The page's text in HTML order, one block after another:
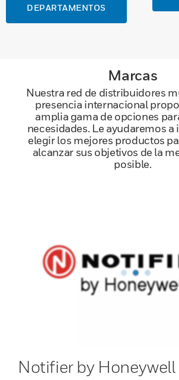
DEPARTAMENTOS
Marcas
Nuestra red de distribuidores
presencia internacional
amplia gama de opciones
necesidades. Le ayudaremos a
elegir los mejores productos
alcanzar sus objetivos de la
posible.
Notifier by Honeywell